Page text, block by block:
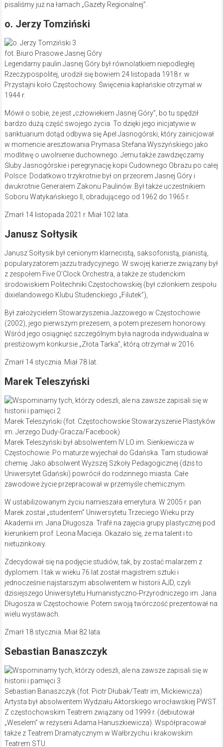
pisaliśmy już na łamach „Gazety Regionalnej”.
o. Jerzy Tomziński
fot. Biuro Prasowe Jasnej Góry
Legendarny paulin Jasnej Góry był równolatkiem niepodległej
Rzeczypospolitej, urodził się bowiem 24 listopada 1918 r. w
Przystajni koło Częstochowy. Święcenia kapłańskie otrzymał w
1944 r.
Mówił o sobie, że jest „człowiekiem Jasnej Góry”, bo tu spędził
bardzo dużą część swojego życia. To dzięki jego inicjatywie w
sanktuarium dotąd odbywa się Apel Jasnogórski, który zainicjował
w momencie aresztowania Prymasa Stefana Wyszyńskiego jako
modlitwę o uwolnienie duchownego. Jemu także zawdzięczamy
Śluby Jasnogórskie i peregrynację kopii Cudownego Obrazu po całej
Polsce. Dodatkowo trzykrotnie był on przeorem Jasnej Góry i
dwukrotnie Generałem Zakonu Paulinów. Był także uczestnikiem
Soboru Watykańskiego II, obradującego od 1962 do 1965 r.
Zmarł 14 listopada 2021 r. Miał 102 lata.
Janusz Sołtysik
Janusz Sołtysik był cenionym klarnecistą, saksofonistą, pianistą,
popularyzatorem jazzu tradycyjnego. W swojej karierze związany był
z zespołem Five O’Clock Orchestra, a także ze studenckim
środowiskiem Politechniki Częstochowskiej (był członkiem zespołu
dixielandowego Klubu Studenckiego „Filutek”),
Był założycielem Stowarzyszenia Jazzowego w Częstochowie
(2002), jego pierwszym prezesem, a potem prezesem honorowy.
Wśród jego osiągnięć szczególnym była nagroda indywidualna w
prestiżowym konkursie „Złota Tarka”, którą otrzymał w 2016.
Zmarł 14 stycznia. Miał 78 lat.
Marek Teleszyński
Marek Teleszyński (fot. Częstochowskie Stowarzyszenie Plastyków
im. Jerzego Dudy-Gracza/Facebook)
Marek Teleszyński był absolwentem IV LO im. Sienkiewicza w
Częstochowie. Po maturze wyjechał do Gdańska. Tam studiował
chemię. Jako absolwent Wyższej Szkoły Pedagogicznej (dziś to
Uniwersytet Gdański) powrócił do rodzinnego miasta. Całe
zawodowe życie przepracował w przemyśle chemicznym.
W ustabilizowanym życiu namieszała emerytura. W 2005 r. pan
Marek został „studentem” Uniwersytetu Trzeciego Wieku przy
Akademii im. Jana Długosza. Trafił na zajęcia grupy plastycznej pod
kierunkiem prof. Leona Macieja. Okazało się, że ma talent i to
nietuzinkowy.
Zdecydował się na podjęcie studiów, tak, by zostać malarzem z
dyplomem. I tak w wieku 76 lat został magistrem sztuki i
jednocześnie najstarszym absolwentem w historii AJD, czyli
dzisiejszego Uniwersytetu Humanistyczno-Przyrodniczego im. Jana
Długosza w Częstochowie. Potem swoją twórczość prezentował na
wielu wystawach.
Zmarł 18 stycznia. Miał 82 lata.
Sebastian Banaszczyk
Sebastian Banaszczyk (fot. Piotr Dłubak/Teatr im, Mickiewicza)
Artysta był absolwentem Wydziału Aktorskiego wrocławskiej PWST.
Z częstochowskim Teatrem związany od 1999 r. (debiutował
„Weselem” w reżyserii Adama Hanuszkiewicza). Współpracował
także z Teatrem Dramatycznym w Wałbrzychu i krakowskim
Teatrem STU.